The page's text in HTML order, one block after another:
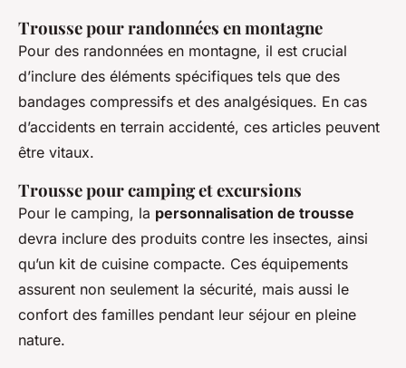
Trousse pour randonnées en montagne
Pour des randonnées en montagne, il est crucial
d’inclure des éléments spécifiques tels que des
bandages compressifs et des analgésiques. En cas
d’accidents en terrain accidenté, ces articles peuvent
être vitaux.
Trousse pour camping et excursions
Pour le camping, la personnalisation de trousse
devra inclure des produits contre les insectes, ainsi
qu’un kit de cuisine compacte. Ces équipements
assurent non seulement la sécurité, mais aussi le
confort des familles pendant leur séjour en pleine
nature.